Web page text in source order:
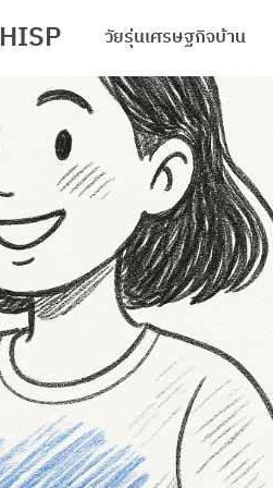
HISP วัยรุ่นเศรษฐกิจบ้าน